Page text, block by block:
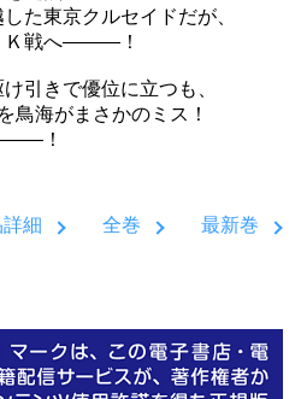
た東京クルセイドだが、
Ｋ戦へ―――！
引きで優位に立つも、
鳥海がまさかのミス！
！
細 全巻 最新巻